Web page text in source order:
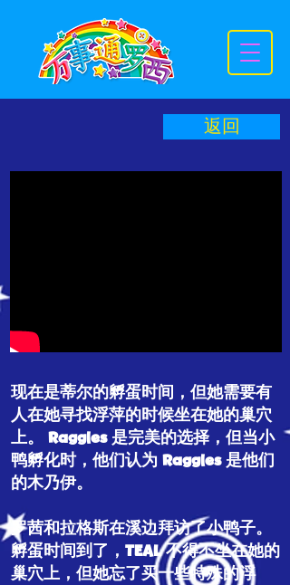
返回
现在是蒂尔的孵蛋时间，但她需要有
人在她寻找浮萍的时候坐在她的巢穴
上。 Raggles 是完美的选择，但当小
鸭孵化时，他们认为 Raggles 是他们
的木乃伊。
罗茜和拉格斯在溪边拜访了小鸭子。
孵蛋时间到了，TEAL 不得不坐在她的
巢穴上，但她忘了买一些特殊的浮